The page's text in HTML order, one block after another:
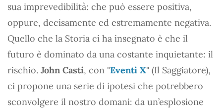
sua imprevedibilità: che può essere positiva,
oppure, decisamente ed estremamente negativa.
Quello che la Storia ci ha insegnato è che il
futuro è dominato da una costante inquietante: il
rischio. John Casti, con "Eventi X" (Il Saggiatore),
ci propone una serie di ipotesi che potrebbero
sconvolgere il nostro domani: da un’esplosione